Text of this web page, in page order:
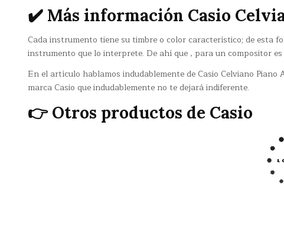
✔️ Más información Casio
Cada instrumento tiene su timbre o color característico; de esta
instrumento que lo interprete. De ahí que , para un compositor
En el artículo hablamos indudablemente de Casio Celviano
marca Casio que indudablemente no te dejará indiferente.
👉 Otros productos de Casio